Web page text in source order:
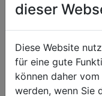
dieser
Diese Website
für eine gute
können daher
werden, wenn Sie